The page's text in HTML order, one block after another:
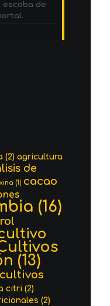
escoba de
(2) agricultura
de
(1) cacao
(16)
(13)
cultivos
citri (2)
(2)